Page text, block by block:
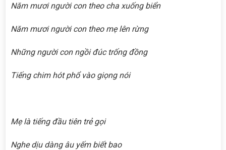
Năm mươi người con theo cha xuống biển
Năm mươi người con theo mẹ lên rừng
Những người con ngồi đúc trống đồng
Tiếng chim hót phổ vào giọng nói
Mẹ là tiếng đầu tiên trẻ gọi
Nghe dịu dàng âu yếm biết bao